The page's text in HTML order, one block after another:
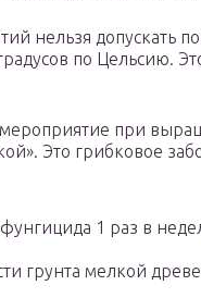
нельзя допускать
по Цельсию.
при
Это грибковое
1 раз в
грунта мелкой